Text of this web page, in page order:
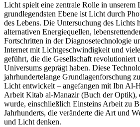
Licht spielt eine zentrale Rolle in unserem
grundlegendsten Ebene ist Licht durch
des Lebens. Die Untersuchung des Lichts
alternativen Energiequellen,
Fortschritten in der Diagnosetechnologie
Internet mit Lichtgeschwindigkeit und
geführt, die die Gesellschaft revolutioniert
Universums geprägt haben. Diese
jahrhundertelange Grundlagenforschung
Licht entwickelt – angefangen mit Ibn Al-
Arbeit Kitab al-Manazir (Buch der Optik),
wurde, einschließlich Einsteins Arbeit zu
Jahrhunderts, die veränderte die Art und
und Licht denken.